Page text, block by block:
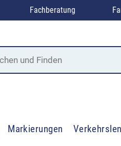
Fachberatung
Markierungen